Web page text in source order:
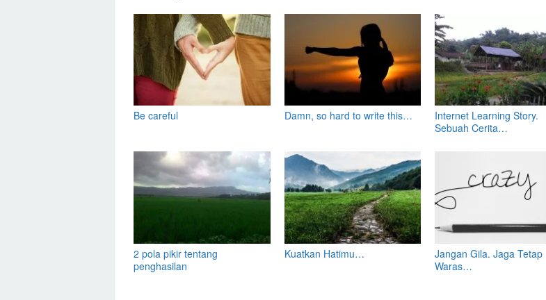
Be careful Damn, so hard to write this…
Internet Learning Story.
Sebuah Cerita…
2 pola pikir tentang
penghasilan
Kuatkan Hatimu…
Jangan Gila. Jaga Tetap
Waras…